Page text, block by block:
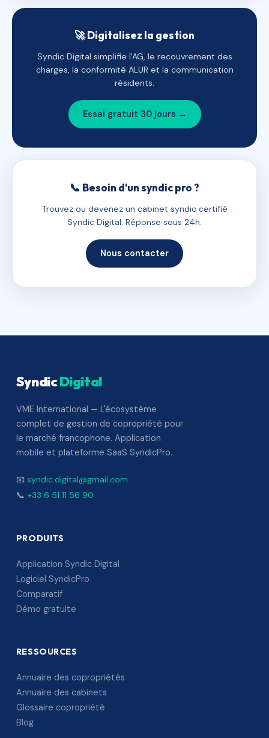
🚀 Digitalisez la gestion
Syndic Digital simplifie l'AG, le recouvrement des
charges, la conformité ALUR et la communication
résidents.
Essai gratuit 30 jours →
📞 Besoin d'un syndic pro ?
Trouvez ou devenez un cabinet syndic certifié
Syndic Digital. Réponse sous 24h.
Nous contacter
SyndicDigital
VME International — L'écosystème
complet de gestion de copropriété pour
le marché francophone. Application
mobile et plateforme SaaS SyndicPro.
📧 syndic.digital@gmail.com
📞 +33 6 51 11 56 90
PRODUITS
Application Syndic Digital
Logiciel SyndicPro
Comparatif
Démo gratuite
RESSOURCES
Annuaire des copropriétés
Annuaire des cabinets
Glossaire copropriété
Blog